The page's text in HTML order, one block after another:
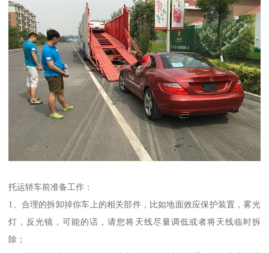
托运轿车前准备工作：
1、合理的拆卸掉你车上的相关部件，比如地面效应保护装置，雾光
灯，反光镜，可能的话，请您将天线尽量调低或者将天线临时拆
除；